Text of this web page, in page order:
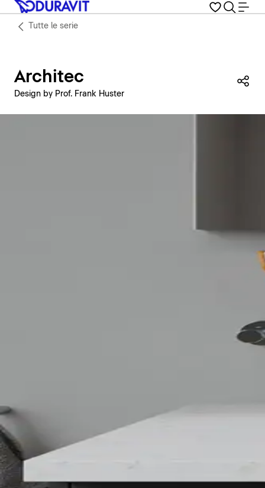
Tutte le serie
Architec
Design by Prof. Frank Huster